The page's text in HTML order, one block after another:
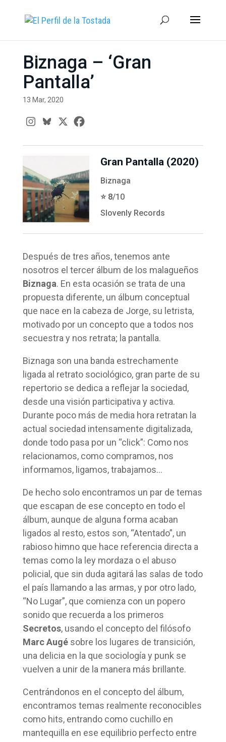
Biznaga – ‘Gran
Pantalla’
13 Mar, 2020
Gran Pantalla (2020)
Biznaga
⭐️ 8/10
Slovenly Records
Después de tres años, tenemos ante
nosotros el tercer álbum de los malagueños
Biznaga. En esta ocasión se trata de una
propuesta diferente, un álbum conceptual
que nace en la cabeza de Jorge, su letrista,
motivado por un concepto que a todos nos
secuestra y nos retrata; la pantalla.
Biznaga son una banda estrechamente
ligada al retrato sociológico, gran parte de su
repertorio se dedica a reflejar la sociedad,
desde una visión participativa y activa.
Durante poco más de media hora retratan la
actual sociedad intensamente digitalizada,
donde todo pasa por un “click”: Como nos
relacionamos, como compramos, nos
informamos, ligamos, trabajamos…
De hecho solo encontramos un par de temas
que escapan de ese concepto en todo el
álbum, aunque de alguna forma acaban
ligados al resto, estos son, “Atentado”, un
rabioso himno que hace referencia directa a
temas como la ley mordaza o el abuso
policial, que sin duda agitará las salas de todo
el país llamando a las armas, y por otro lado,
“No Lugar”, que comienza con un popero
sonido que recuerda a los primeros
Secretos, usando el concepto del filósofo
Marc Augésobre los lugares de transición,
una delicia en la que sociología y punk se
vuelven a unir de la manera más brillante.
Centrándonos en el concepto del álbum,
encontramos temas realmente reconocibles
como hits, entrando como cuchillo en
mantequilla en ese equilibrio perfecto entre